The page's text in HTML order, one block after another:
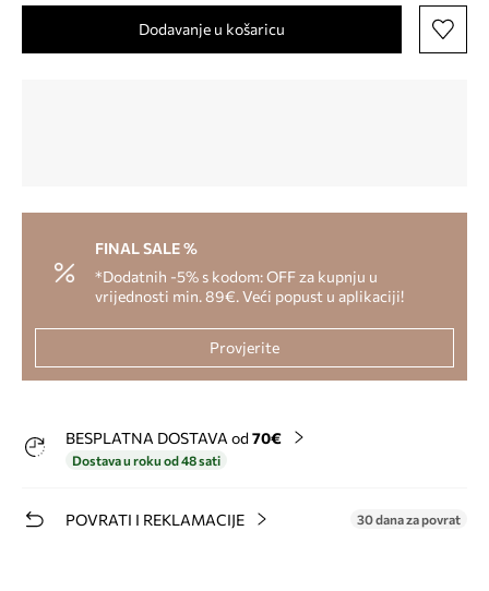
Dodavanje u košaricu
FINAL SALE %
*Dodatnih -5% s kodom: OFF za kupnju u
vrijednosti min. 89€. Veći popust u aplikaciji!
Provjerite
BESPLATNA DOSTAVA od 70€
Dostava u roku od 48 sati
POVRATI I REKLAMACIJE 30 dana za povrat